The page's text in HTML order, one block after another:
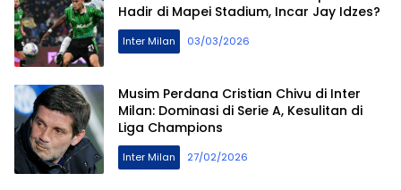
Hadir di Mapei Stadium, Incar Jay Idzes?
Inter Milan 03/03/2026
Musim Perdana Cristian Chivu di Inter
Milan: Dominasi di Serie A, Kesulitan di
Liga Champions
Inter Milan 27/02/2026